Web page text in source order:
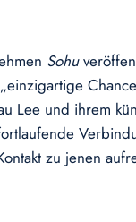
Sohu
Lee und ihrem
zu jenen